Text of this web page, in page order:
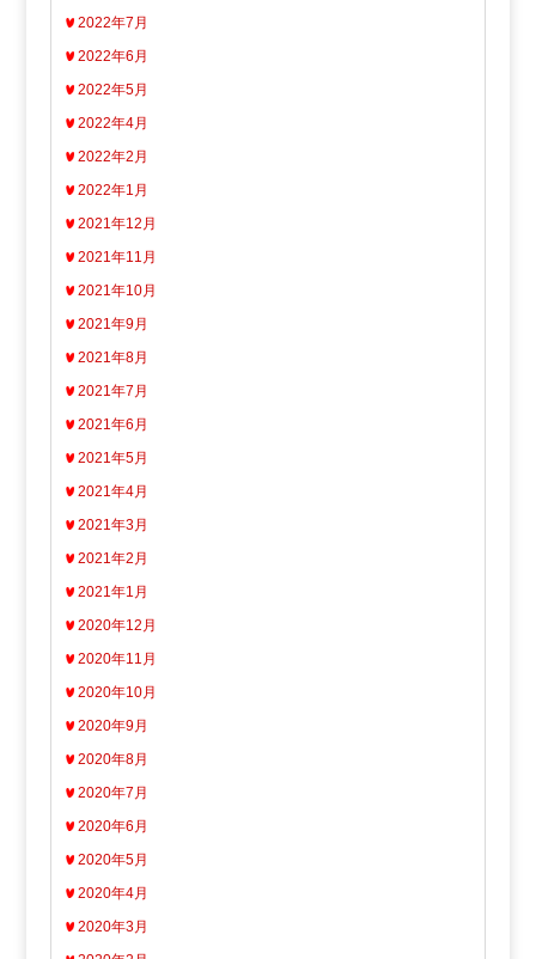
2022年7月
2022年6月
2022年5月
2022年4月
2022年2月
2022年1月
2021年12月
2021年11月
2021年10月
2021年9月
2021年8月
2021年7月
2021年6月
2021年5月
2021年4月
2021年3月
2021年2月
2021年1月
2020年12月
2020年11月
2020年10月
2020年9月
2020年8月
2020年7月
2020年6月
2020年5月
2020年4月
2020年3月